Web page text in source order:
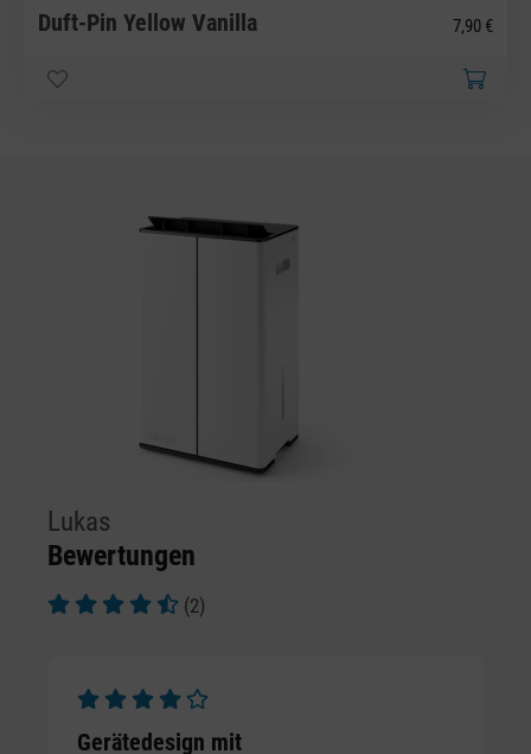
Duft-Pin Yellow Vanilla 7,90 €
Lukas
Bewertungen
(2)
Durchschnittliche Bewertung von 4 von 5 Sternen
Gerätedesign mit